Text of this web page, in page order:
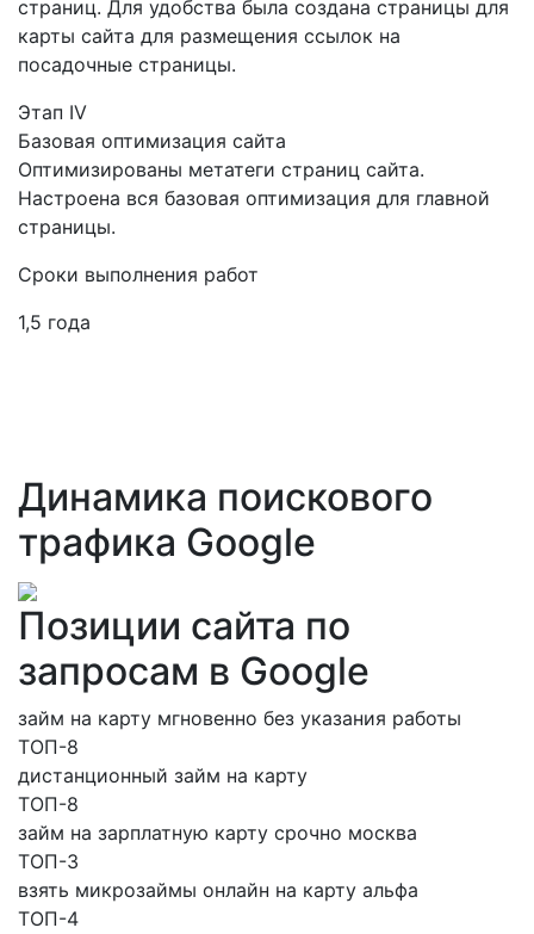
страниц. Для удобства была создана страницы для
карты сайта для размещения ссылок на
посадочные страницы.
Этап IV
Базовая оптимизация сайта
Оптимизированы метатеги страниц сайта.
Настроена вся базовая оптимизация для главной
страницы.
Сроки выполнения работ
1,5 года
Динамика поискового
трафика Google
Позиции сайта по
запросам в Google
займ на карту мгновенно без указания работы
ТОП-8
дистанционный займ на карту
ТОП-8
займ на зарплатную карту срочно москва
ТОП-3
взять микрозаймы онлайн на карту альфа
ТОП-4